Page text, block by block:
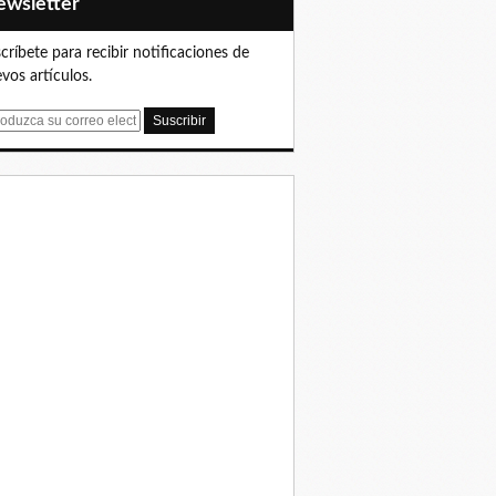
para recibir notificaciones de
artículos.